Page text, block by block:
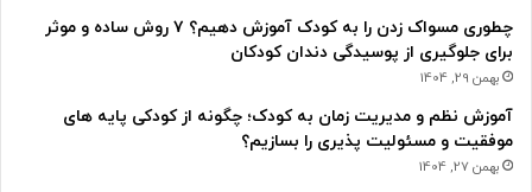
چطوری مسواک زدن را به کودک آموزش دهیم؟ ۷ روش ساده و موثر
برای جلوگیری از پوسیدگی دندان کودکان
بهمن 29, 1404
آموزش نظم و مدیریت زمان به کودک؛ چگونه از کودکی پایه های
موفقیت و مسئولیت پذیری را بسازیم؟
بهمن 27, 1404